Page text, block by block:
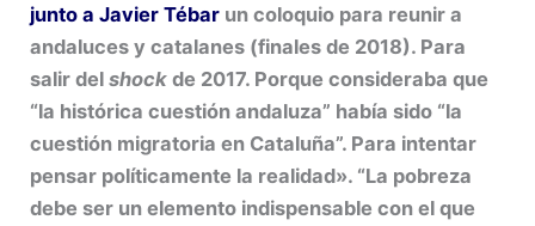
junto a Javier Tébar un coloquio para reunir a
andaluces y catalanes (finales de 2018). Para
salir delshock de 2017. Porque consideraba que
“la histórica cuestión andaluza” había sido “la
cuestión migratoria en Cataluña”. Para intentar
pensar políticamente la realidad». “La pobreza
debe ser un elemento indispensable con el que